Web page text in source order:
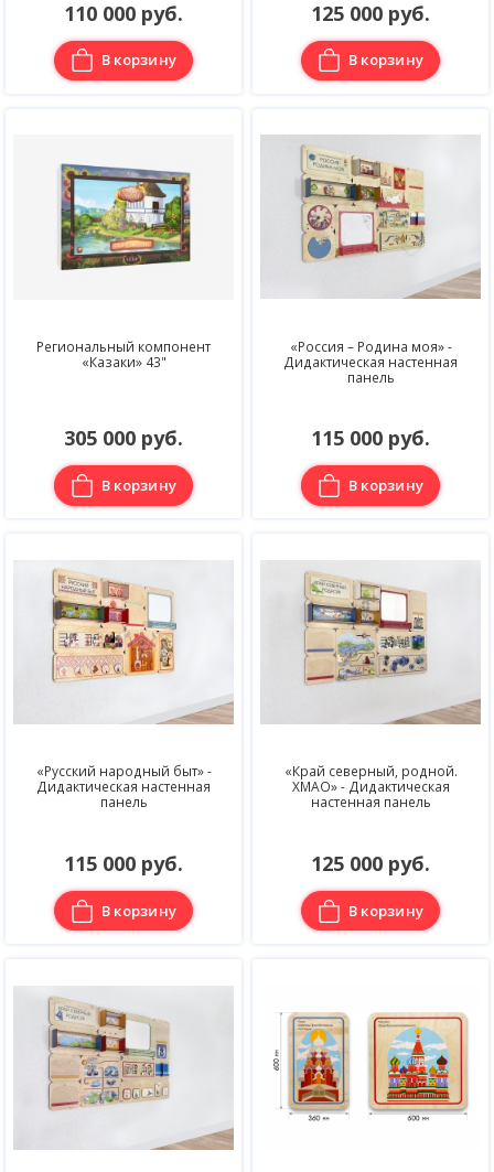
110 000 руб.
В корзину
125 000 руб.
В корзину
Региональный компонент
«Казаки» 43"
305 000 руб.
В корзину
«Россия – Родина моя» -
Дидактическая настенная
панель
115 000 руб.
В корзину
«Русский народный быт» -
Дидактическая настенная
панель
115 000 руб.
В корзину
«Край северный, родной.
ХМАО» - Дидактическая
настенная панель
125 000 руб.
В корзину